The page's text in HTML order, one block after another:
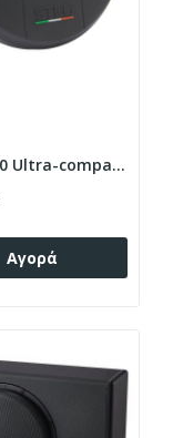
STEG S10 Ultra-compact spare wheel 10" Ενεργό...
Αγορά